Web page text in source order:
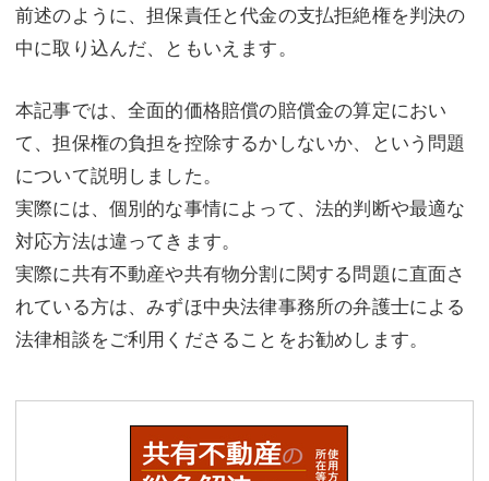
前述のように、担保責任と代金の支払拒絶権を判決の
中に取り込んだ、ともいえます。
本記事では、全面的価格賠償の賠償金の算定におい
て、担保権の負担を控除するかしないか、という問題
について説明しました。
実際には、個別的な事情によって、法的判断や最適な
対応方法は違ってきます。
実際に共有不動産や共有物分割に関する問題に直面さ
れている方は、みずほ中央法律事務所の弁護士による
法律相談をご利用くださることをお勧めします。